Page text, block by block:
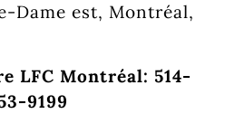
Dame est, Montréal,
LFC Montréal: 514-
9199